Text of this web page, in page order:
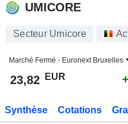
UMICORE
Secteur Umicore
Marché Fermé - Euronext Bruxelles
23,82 EUR
Synthèse Cotations